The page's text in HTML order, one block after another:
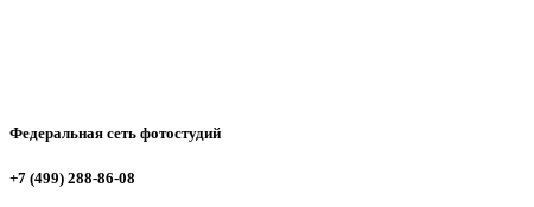
Федеральная сеть фотостудий
+7 (499) 288-86-08